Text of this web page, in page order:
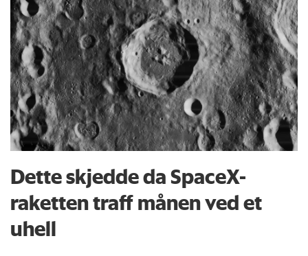
Dette skjedde da SpaceX-
raketten traff månen ved et
uhell